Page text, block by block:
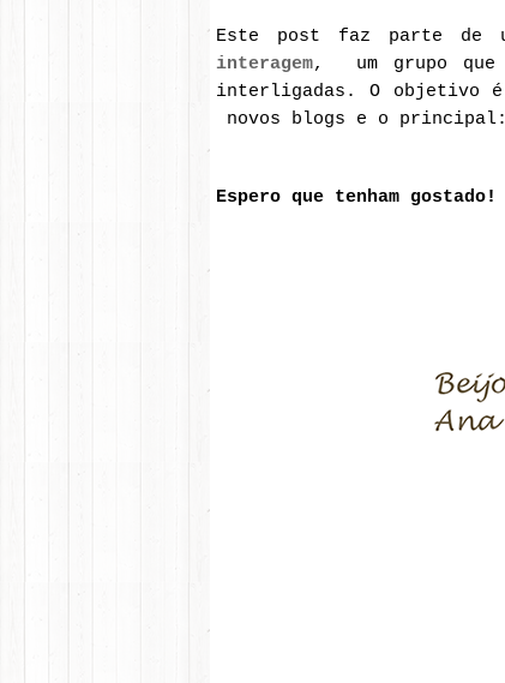
Este post faz parte de
interagem, um grupo
interligadas. O objetivo
novos blogs e o
Espero que tenham gostado!